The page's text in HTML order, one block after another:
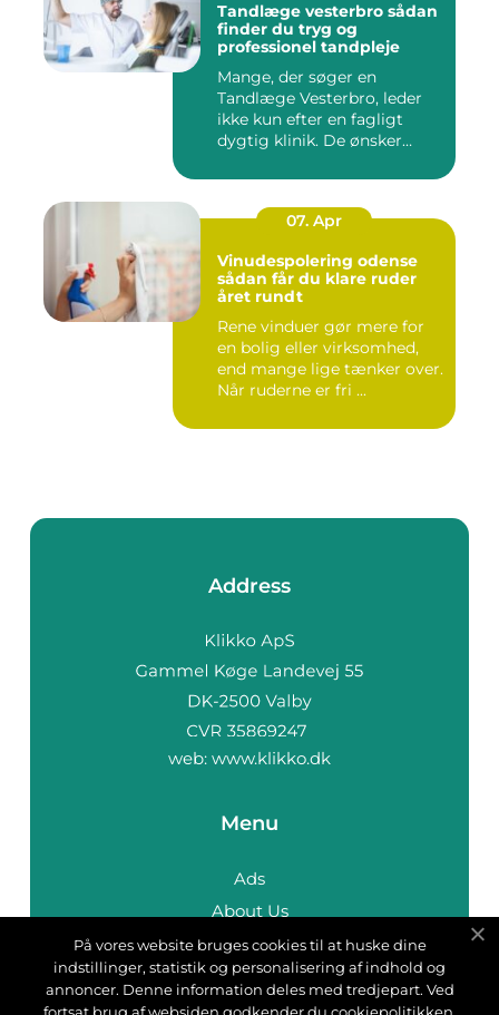
Tandlæge vesterbro sådan
finder du tryg og
professionel tandpleje
Mange, der søger en
Tandlæge Vesterbro, leder
ikke kun efter en fagligt
dygtig klinik. De ønsker
07. Apr
Vinudespolering odense
sådan får du klare ruder
året rundt
Rene vinduer gør mere for
en bolig eller virksomhed,
end mange lige tænker over.
Når ruderne er fri ...
Address
web: www.klikko.dk
Menu
Ads
About Us
Cookies
Contact
Sitemap
På vores website bruges cookies til at huske dine
indstillinger, statistik og personalisering af indhold og
annoncer. Denne information deles med tredjepart. Ved